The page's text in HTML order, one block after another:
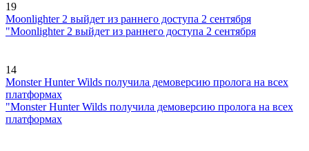
19
Moonlighter 2 выйдет из раннего доступа 2 сентября
"Moonlighter 2 выйдет из раннего доступа 2 сентября
14
Monster Hunter Wilds получила демоверсию пролога на всех
платформах
"Monster Hunter Wilds получила демоверсию пролога на всех
платформах